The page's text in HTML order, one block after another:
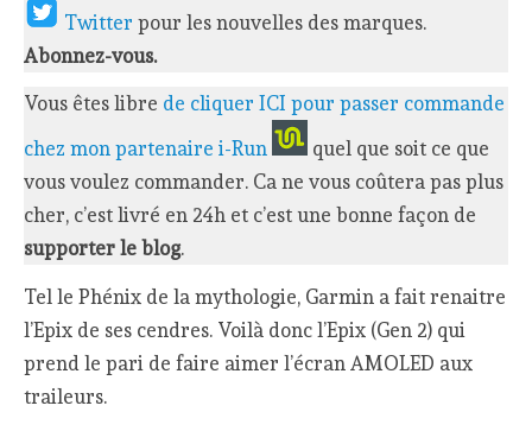
Twitterpour les nouvelles des marques.
Abonnez-vous.
Vous êtes libre de cliquer ICI pour passer commande
chez mon partenaire i-Run
quel que soit ce que
vous voulez commander. Ca ne vous coûtera pas plus
cher, c’est livré en 24h et c’est une bonne façon de
supporter le blog.
Tel le Phénix de la mythologie, Garmin a fait renaitre
l’Epix de ses cendres. Voilà donc l’Epix (Gen 2) qui
prend le pari de faire aimer l’écran AMOLED aux
traileurs.